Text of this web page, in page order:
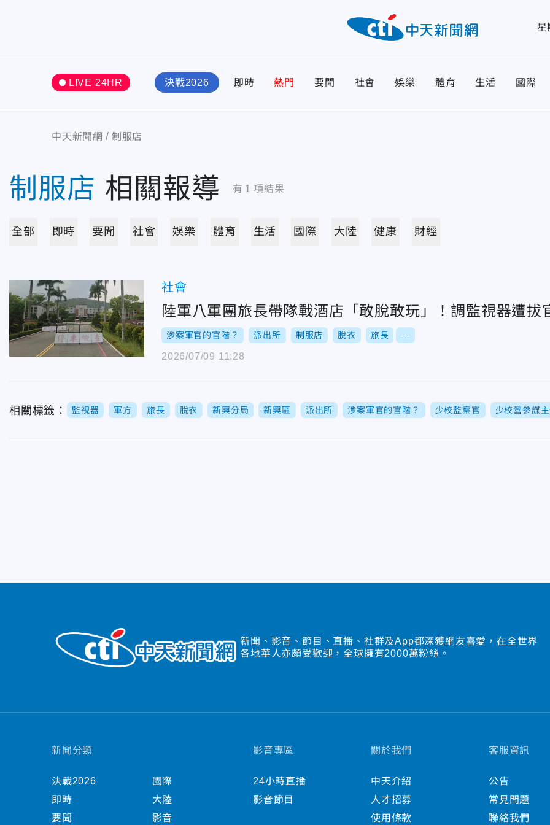
星
LIVE 24HR 決戰2026 即時 熱門 要聞 社會 娛樂 體育 生活 國際
中天新聞網 制服店
制服店 相關報導 有 1 項結果
全部 即時 要聞 社會 娛樂 體育 生活 國際 大陸 健康 財經
社會
陸軍八軍團旅長帶隊戰酒店「敢脫敢玩」！調監視器遭拔
涉案軍官的官階？ 派出所 制服店 脫衣 旅長
2026/07/09 11:28
相關標籤： 監視器 軍方 旅長 脫衣 新興分局 新興區 派出所 涉案軍官的官階？ 少校監察官 少校營參謀
新聞、影音、節目、直播、社群及App都深獲網友喜愛，在全世界
各地華人亦頗受歡迎，全球擁有2000萬粉絲。
新聞分類
決戰2026
即時
要聞
國際
大陸
影音
影音專區
24小時直播
影音節目
關於我們
中天介紹
人才招募
使用條款
客服資訊
公告
常見問題
聯絡我們